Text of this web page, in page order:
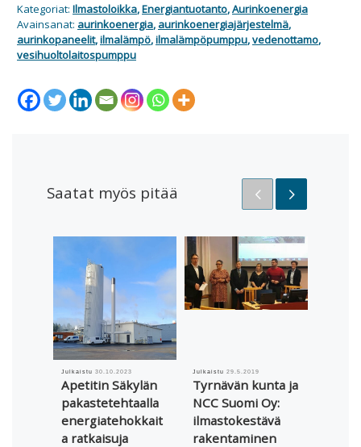
Saatat myös pitää
Julkaistu30.10.2023
Apetitin Säkylän
pakastetehtaalla
energiatehokkait
a ratkaisuja
Julkaistu29.5.2019
Tyrnävän kunta ja
NCC Suomi Oy:
ilmastokestävä
rakentaminen
Kategoriat: Ilmastoloikka,Energiantuotanto,Aurinkoenergia
Avainsanat: aurinkoenergia, aurinkoenergiajärjestelmä,
aurinkopaneelit,ilmalämpö,ilmalämpöpumppu,vedenottamo,
vesihuoltolaitospumppu